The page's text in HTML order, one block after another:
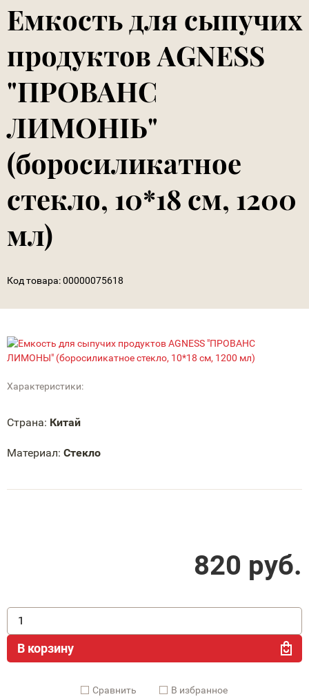
Емкость для сыпучих
продуктов AGNESS
"ПРОВАНС
ЛИМОНЫ"
(боросиликатное
стекло, 10*18 см, 1200
мл)
Код товара:00000075618
Характеристики:
Страна: Китай
Материал: Стекло
820 руб.
В корзину
Cравнить В избранное